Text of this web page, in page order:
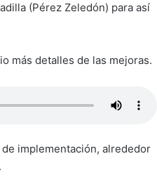
(Pérez Zeledón) para así
más detalles de las mejoras.
implementación, alrededor